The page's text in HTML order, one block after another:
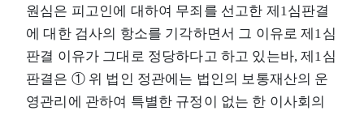
원심은 피고인에 대하여 무죄를 선고한 제1심판결
에 대한 검사의 항소를 기각하면서 그 이유로 제1심
판결 이유가 그대로 정당하다고 하고 있는바, 제1심
판결은 ① 위 법인 정관에는 법인의 보통재산의 운
영관리에 관하여 특별한 규정이 없는 한 이사회의